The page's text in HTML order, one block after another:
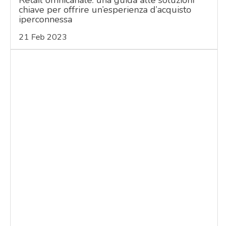
chiave per offrire un’esperienza d’acquisto
iperconnessa
21 Feb 2023